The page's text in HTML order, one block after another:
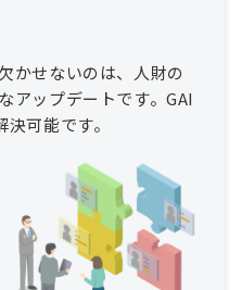
かせないのは、人財の
アップデートです。GAI
可能です。